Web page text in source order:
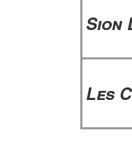
Sion
Les